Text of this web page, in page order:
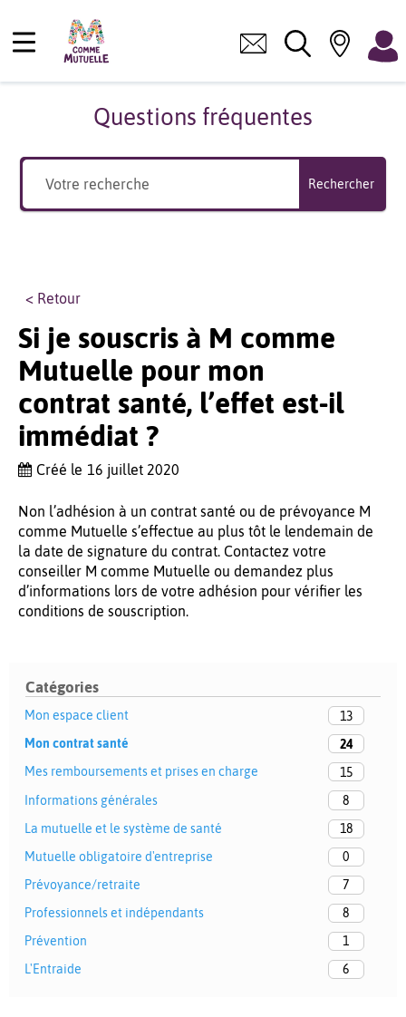
Questions fréquentes
Rechercher
Catégories
Mon espace client
13
Mon contrat santé
24
Mes remboursements et prises en charge
15
Informations générales
8
La mutuelle et le système de santé
18
Mutuelle obligatoire d'entreprise
0
Prévoyance/retraite
7
Professionnels et indépendants
8
Prévention
1
L'Entraide
6
< Retour
Si je souscris à M comme
Mutuelle pour mon
contrat santé, l’effet est-il
immédiat ?
Créé le 16 juillet 2020
Non l’adhésion à un contrat santé ou de prévoyance M
comme Mutuelle s’effectue au plus tôt le lendemain de
la date de signature du contrat. Contactez votre
conseiller M comme Mutuelle ou demandez plus
d’informations lors de votre adhésion pour vérifier les
conditions de souscription.